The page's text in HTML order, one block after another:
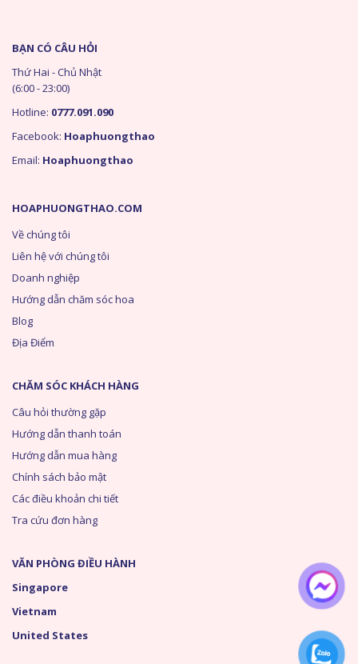
HOAPHUONGTHAO.COM
Về chúng tôi
Liên hệ với chúng tôi
Doanh nghiệp
Hướng dẫn chăm sóc hoa
Blog
Địa Điểm
CHĂM SÓC KHÁCH HÀNG
Câu hỏi thường gặp
Hướng dẫn thanh toán
Hướng dẫn mua hàng
Chính sách bảo mật
Các điều khoản chi tiết
Tra cứu đơn hàng
BẠN CÓ CÂU HỎI
Thứ Hai - Chủ Nhật
(6:00 - 23:00)
Hotline: 0777.091.090
Facebook: Hoaphuongthao
Email: Hoaphuongthao
VĂN PHÒNG ĐIỀU HÀNH
Singapore
Vietnam
United States